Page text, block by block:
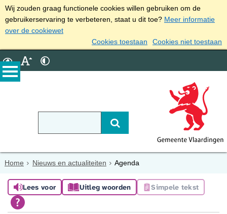
Wij zouden graag functionele cookies willen gebruiken om de
gebruikerservaring te verbeteren, staat u dit toe? Meer informatie
over de cookiewet
Cookies toestaan
Cookies niet toestaan
Home Nieuws en actualiteiten Agenda
Lees voor Uitleg woorden Simpele tekst